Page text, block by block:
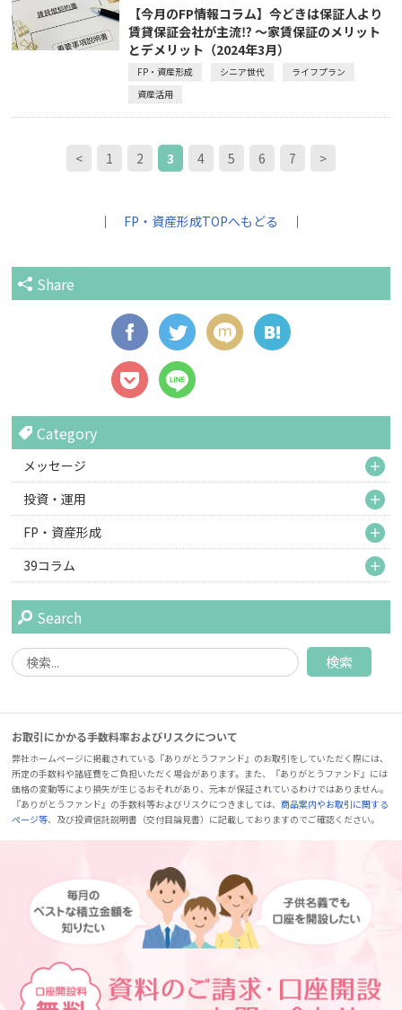
【今月のFP情報コラム】今どきは保証人より
賃貸保証会社が主流⁉ ～家賃保証のメリット
とデメリット（2024年3月）
FP・資産形成 シニア世代
ライフプラン
資産活用
< 1 2 3 4 5 6 7 >
｜ FP・資産形成TOPへもどる ｜
Share
Category
メッセージ
投資・運用
FP・資産形成
39コラム
Search
お取引にかかる手数料率およびリスクについて
弊社ホームページに掲載されている『ありがとうファンド』のお取引をしていただく際には、
所定の手数料や諸経費をご負担いただく場合があります。また、『ありがとうファンド』には
価格の変動等により損失が生じるおそれがあり、元本が保証されているわけではありません。
『ありがとうファンド』の手数料等およびリスクにつきましては、商品案内やお取引に関する
ページ等、及び投資信託説明書（交付目論見書）に記載しておりますのでご確認ください。